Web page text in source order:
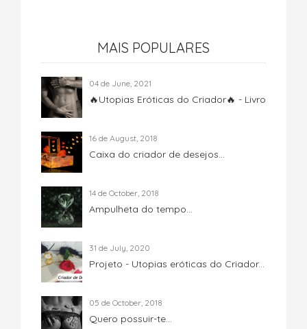
MAIS POPULARES
04 de June, 2021
🔥Utopias Eróticas do Criador🔥 - Livro
16 de August, 2018
Caixa do criador de desejos...
14 de October, 2018
Ampulheta do tempo...
31 de July, 2020
Projeto - Utopias eróticas do Criador...
05 de October, 2018
Quero possuir-te...